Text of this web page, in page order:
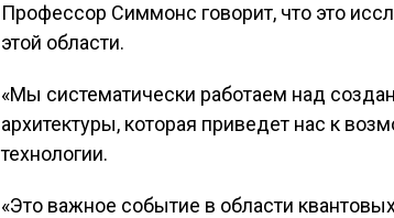
Профессор Симмонс говорит, что это
этой области.
«Мы систематически работаем над
архитектуры, которая приведет нас к
технологии.
«Это важное событие в области